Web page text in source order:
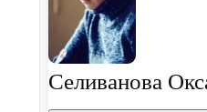
Селиванова